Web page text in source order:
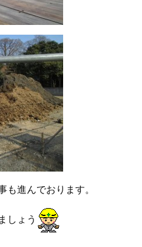
も進んでおります。
しょう